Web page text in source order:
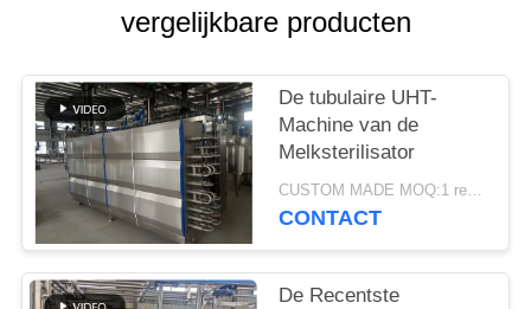
PRIVACYvergelijkbare producten
De tubulaire UHT-
Machine van de
Melksterilisator
CUSTOM MADE MOQ:1 reeksen
CONTACT
De Recentste